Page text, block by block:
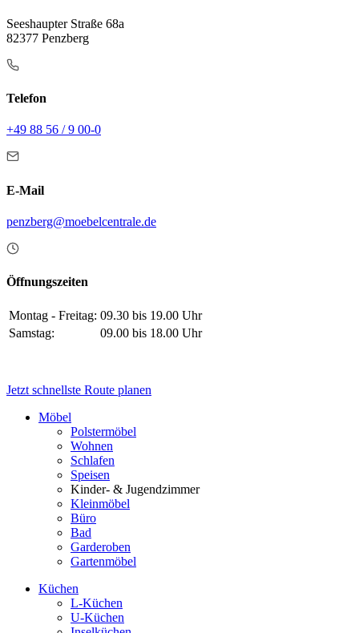
Seeshaupter Straße 68a
82377 Penzberg
Telefon
+49 88 56 / 9 00-0
E-Mail
penzberg@moebelcentrale.de
Öffnungszeiten
Montag - Freitag: 09.30 bis 19.00 Uhr
Samstag:
09.00 bis 18.00 Uhr
Jetzt schnellste Route planen
Möbel
Polstermöbel
Wohnen
Schlafen
Speisen
Kinder- & Jugendzimmer
Kleinmöbel
Büro
Bad
Garderoben
Gartenmöbel
Küchen
L-Küchen
U-Küchen